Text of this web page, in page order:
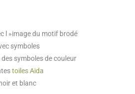
l »image du motif brodé
symboles
symboles de couleur
toiles Aida
et blanc